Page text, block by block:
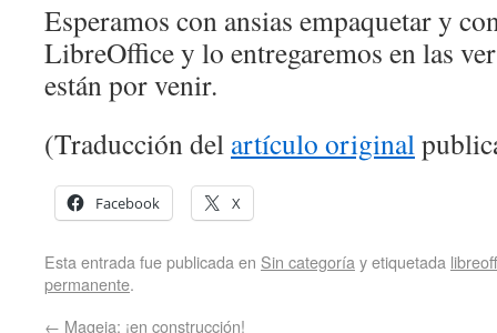
Esperamos con ansias empaquetar y
LibreOffice y lo entregaremos en las
están por venir.
(Traducción del artículo original
Facebook X
Esta entrada fue publicada en Sin categoría y etiquetada
permanente.
← Mageia: ¡en construcción!